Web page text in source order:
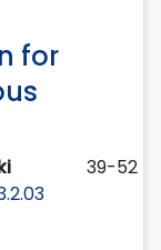
for
39-52